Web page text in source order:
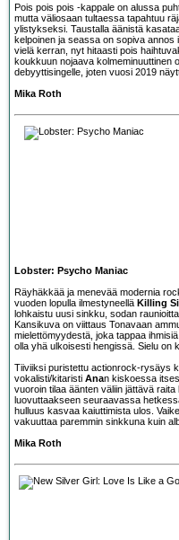
Pois pois pois -kappale on alussa
mutta väliosaan tultaessa tapahtuu
ylistykseksi. Taustalla äänistä
kelpoinen ja seassa on sopiva annos
vielä kerran, nyt hitaasti pois
koukkuun nojaava kolmeminuuttinen
debyyttisingelle, joten vuosi 2019
Mika Roth
Lobster: Psycho Maniac
Räyhäkkää ja menevää modernia
vuoden lopulla ilmestyneellä Killing
lohkaistu uusi sinkku, sodan
Kansikuva on viittaus Tonavaan
mielettömyydestä, joka tappaa
olla yhä ulkoisesti hengissä. Sielu on
Tiiviiksi puristettu actionrock-rysäys
vokalisti/kitaristi Anan kiskoessa
vuoroin tilaa äänten väliin jättävä
luovuttaakseen seuraavassa
hulluus kasvaa kaiuttimista ulos.
vakuuttaa paremmin sinkkuna kuin
Mika Roth